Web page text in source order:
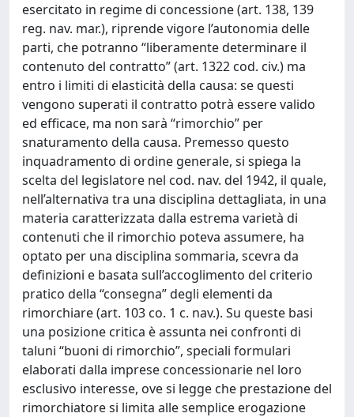
esercitato in regime di concessione (art. 138, 139
reg. nav. mar.), riprende vigore l’autonomia delle
parti, che potranno “liberamente determinare il
contenuto del contratto” (art. 1322 cod. civ.) ma
entro i limiti di elasticità della causa: se questi
vengono superati il contratto potrà essere valido
ed efficace, ma non sarà “rimorchio” per
snaturamento della causa. Premesso questo
inquadramento di ordine generale, si spiega la
scelta del legislatore nel cod. nav. del 1942, il quale,
nell’alternativa tra una disciplina dettagliata, in una
materia caratterizzata dalla estrema varietà di
contenuti che il rimorchio poteva assumere, ha
optato per una disciplina sommaria, scevra da
definizioni e basata sull’accoglimento del criterio
pratico della “consegna” degli elementi da
rimorchiare (art. 103 co. 1 c. nav.). Su queste basi
una posizione critica è assunta nei confronti di
taluni “buoni di rimorchio”, speciali formulari
elaborati dalla imprese concessionarie nel loro
esclusivo interesse, ove si legge che prestazione del
rimorchiatore si limita alle semplice erogazione